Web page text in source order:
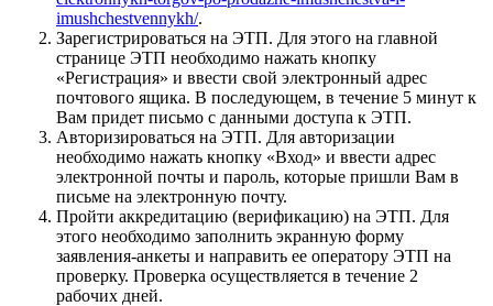
imushchestvennykh/.
Зарегистрироваться на ЭТП. Для этого на главной
странице ЭТП необходимо нажать кнопку
«Регистрация» и ввести свой электронный адрес
почтового ящика. В последующем, в течение 5 минут к
Вам придет письмо с данными доступа к ЭТП.
Авторизироваться на ЭТП. Для авторизации
необходимо нажать кнопку «Вход» и ввести адрес
электронной почты и пароль, которые пришли Вам в
письме на электронную почту.
Пройти аккредитацию (верификацию) на ЭТП. Для
этого необходимо заполнить экранную форму
заявления-анкеты и направить ее оператору ЭТП на
проверку. Проверка осуществляется в течение 2
рабочих дней.